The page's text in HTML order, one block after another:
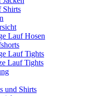
Shirts
Lauf Hosen
Lauf Tights
Lauf Tights
und Shirts